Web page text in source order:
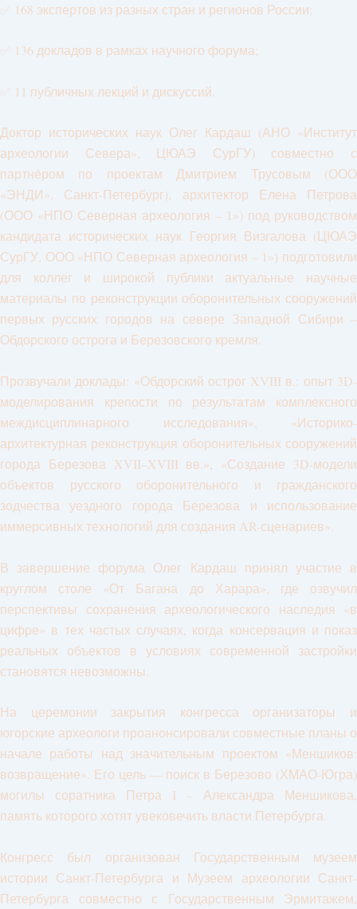
✅ 168 экспертов из разных стран и регионов России;
✅ 136 докладов в рамках научного форума;
✅ 11 публичных лекций и дискуссий.
Доктор исторических наук Олег Кардаш (АНО «Институт
археологии Севера», ЦЮАЭ СурГУ) совместно с
партнёром по проектам Дмитрием Трусовым (ООО
«ЭНДИ», Санкт-Петербург), архитектор Елена Петрова
(ООО «НПО Северная археология – 1») под руководством
кандидата исторических наук Георгия Визгалова (ЦЮАЭ
СурГУ, ООО «НПО Северная археология – 1») подготовили
для коллег и широкой публики актуальные научные
материалы по реконструкции оборонительных сооружений
первых русских городов на севере Западной Сибири –
Обдорского острога и Березовского кремля.
Прозвучали доклады: «Обдорский острог XVIII в.: опыт 3D-
моделирования крепости по результатам комплексного
междисциплинарного исследования», «Историко-
архитектурная реконструкция оборонительных сооружений
города Березова XVII–XVIII вв.», «Создание 3D-модели
объектов русского оборонительного и гражданского
зодчества уездного города Березова и использование
иммерсивных технологий для создания AR-сценариев».
В завершение форума Олег Кардаш принял участие в
круглом столе «От Багана до Харара», где озвучил
перспективы сохранения археологического наследия «в
цифре» в тех частых случаях, когда консервация и показ
реальных объектов в условиях современной застройки
становятся невозможны.
На церемонии закрытия конгресса организаторы и
югорские археологи проанонсировали совместные планы о
начале работы над значительным проектом «Меншиков:
возвращение». Его цель — поиск в Березово (ХМАО-Югра)
могилы соратника Петра I – Александра Меншикова,
память которого хотят увековечить власти Петербурга.
Конгресс был организован Государственным музеем
истории Санкт-Петербурга и Музеем археологии Санкт-
Петербурга совместно с Государственным Эрмитажем,